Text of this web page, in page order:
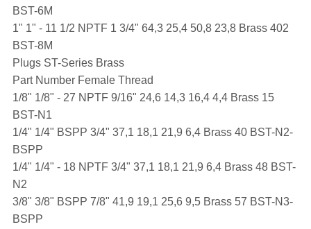
BST-6M
1" 1" - 11 1/2 NPTF 1 3/4" 64,3 25,4 50,8 23,8 Brass 402
BST-8M
Plugs ST-Series Brass
Part Number Female Thread
1/8" 1/8" - 27 NPTF 9/16" 24,6 14,3 16,4 4,4 Brass 15
BST-N1
1/4" 1/4" BSPP 3/4" 37,1 18,1 21,9 6,4 Brass 40 BST-N2-
BSPP
1/4" 1/4" - 18 NPTF 3/4" 37,1 18,1 21,9 6,4 Brass 48 BST-
N2
3/8" 3/8" BSPP 7/8" 41,9 19,1 25,6 9,5 Brass 57 BST-N3-
BSPP